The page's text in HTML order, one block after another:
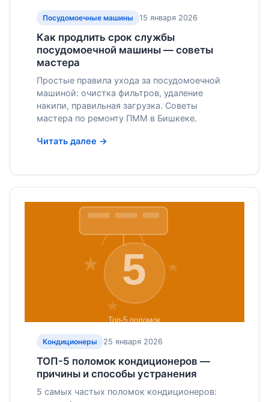
Посудомоечные машины 15 января 2026
Как продлить срок службы
посудомоечной машины — советы
мастера
Простые правила ухода за посудомоечной
машиной: очистка фильтров, удаление
накипи, правильная загрузка. Советы
мастера по ремонту ПММ в Бишкеке.
Читать далее →
Кондиционеры 25 января 2026
ТОП-5 поломок кондиционеров —
причины и способы устранения
5 самых частых поломок кондиционеров: